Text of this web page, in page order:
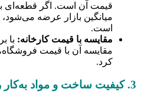
قیمت آن است. اگر قطعه‌ای
میانگین بازار عرضه می‌شود،
است.
مقایسه با قیمت کارخانه: با
مقایسه آن با قیمت
کرد.
3. کیفیت ساخت و مواد به‌کار رفته